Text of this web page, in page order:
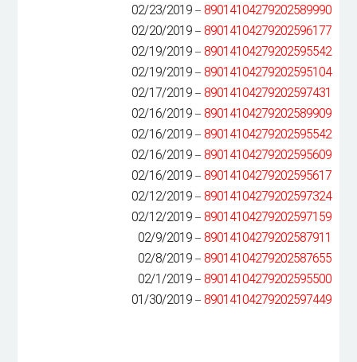
89014104279202589990
– 02/23/2019
89014104279202596177
– 02/20/2019
89014104279202595542
– 02/19/2019
89014104279202595104
– 02/19/2019
89014104279202597431
– 02/17/2019
89014104279202589909
– 02/16/2019
89014104279202595542
– 02/16/2019
89014104279202595609
– 02/16/2019
89014104279202595617
– 02/16/2019
89014104279202597324
– 02/12/2019
89014104279202597159
– 02/12/2019
89014104279202587911
– 02/9/2019
89014104279202587655
– 02/8/2019
89014104279202595500
– 02/1/2019
89014104279202597449
– 01/30/2019